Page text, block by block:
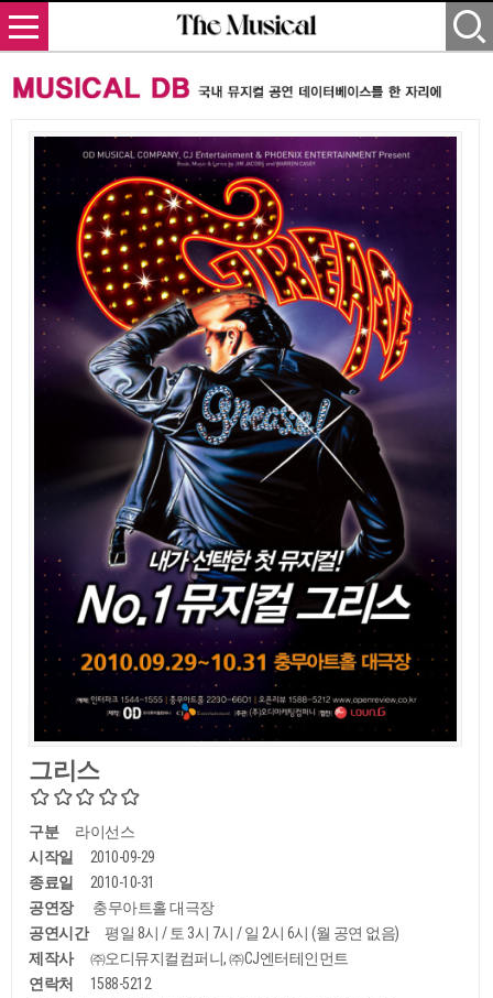
그리스
구분
라이선스
시작일
2010-09-29
종료일
2010-10-31
공연장
충무아트홀 대극장
공연시간
평일 8시 / 토 3시 7시 / 일 2시 6시 (월 공연 없음)
제작사
㈜오디뮤지컬컴퍼니, ㈜CJ엔터테인먼트
연락처
1588-5212